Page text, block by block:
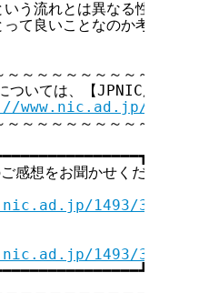
う流れとは異なる性能指
て良いことなのか考えさせ
～～～～～～～～～～～～
いては、【JPNIC用語集
www.nic.ad.jp/ja/
～～～～～～～～～～～～
感想をお聞かせくださ
1493/
1493/